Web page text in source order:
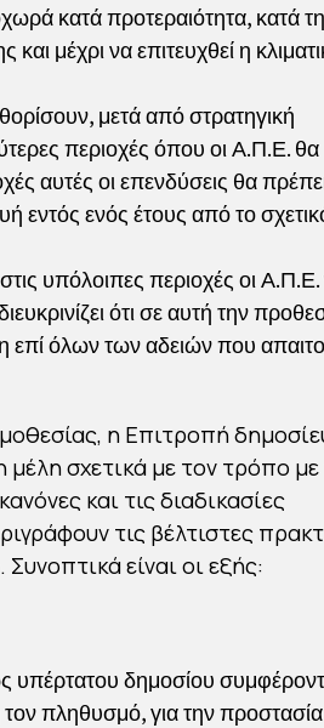
κατά προτεραιότητα, κατά
μέχρι να επιτευχθεί η
μετά από στρατηγική
περιοχές όπου οι Α.Π.Ε. θα
αυτές οι επενδύσεις θα
εντός ενός έτους από το
υπόλοιπες περιοχές οι
ότι σε αυτή την
επί όλων των αδειών που
η Επιτροπή
σχετικά με τον τρόπο
και τις διαδικασίες
τις βέλτιστες
είναι οι εξής:
δημοσίου
πληθυσμό, για την